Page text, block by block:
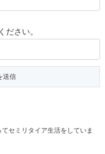
ださい。
てセミリタイア生活をしていま